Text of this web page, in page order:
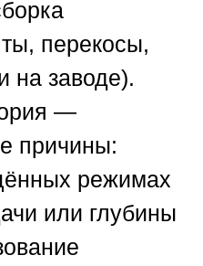
перекосы,
на заводе).
—
причины:
режимах
или глубины